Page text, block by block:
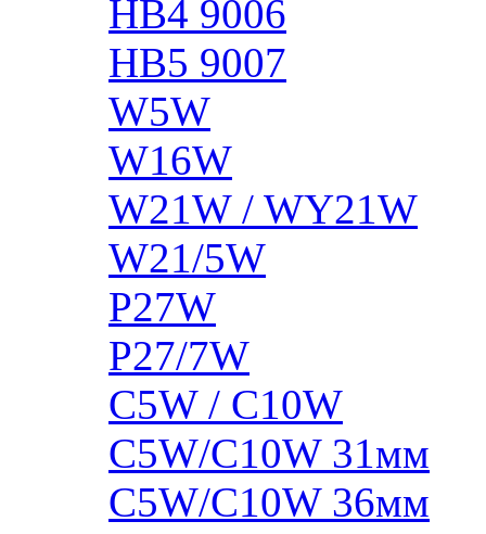
HB4 9006
HB5 9007
W5W
W16W
W21W / WY21W
W21/5W
P27W
P27/7W
C5W / C10W
C5W/C10W 31мм
C5W/C10W 36мм